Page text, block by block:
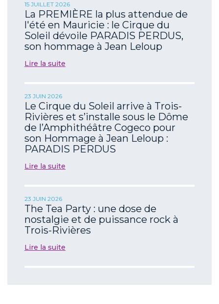
15 JUILLET 2026
La PREMIÈRE la plus attendue de
l'été en Mauricie : le Cirque du
Soleil dévoile PARADIS PERDUS,
son hommage à Jean Leloup
Lire la suite
23 JUIN 2026
Le Cirque du Soleil arrive à Trois-
Rivières et s’installe sous le Dôme
de l’Amphithéâtre Cogeco pour
son Hommage à Jean Leloup :
PARADIS PERDUS
Lire la suite
23 JUIN 2026
The Tea Party : une dose de
nostalgie et de puissance rock à
Trois-Rivières
Lire la suite